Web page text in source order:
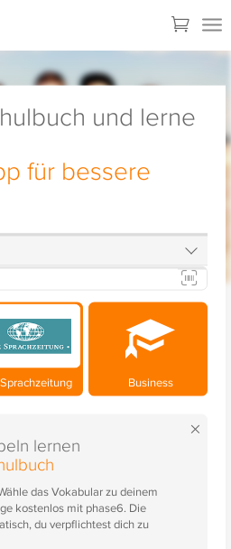
und lerne
für bessere
Business
×
lernen
das Vokabular zu deinem
kostenlos mit phase6. Die
du verpflichtest dich zu